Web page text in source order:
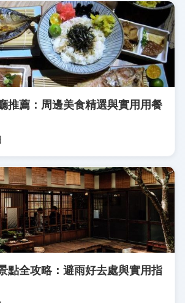
推薦：周邊美食精選與實用用餐
點全攻略：避雨好去處與實用指